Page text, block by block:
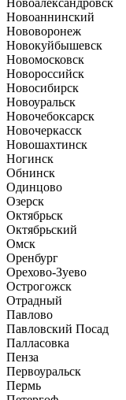
Новоалександровск
Новоаннинский
Нововоронеж
Новокуйбышевск
Новомосковск
Новороссийск
Новосибирск
Новоуральск
Новочебоксарск
Новочеркасск
Новошахтинск
Ногинск
Обнинск
Одинцово
Озерск
Октябрьск
Октябрьский
Омск
Оренбург
Орехово-Зуево
Острогожск
Отрадный
Павлово
Павловский Посад
Палласовка
Пенза
Первоуральск
Пермь